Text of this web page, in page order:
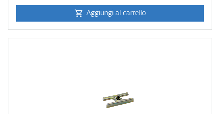
Aggiungi al carrello